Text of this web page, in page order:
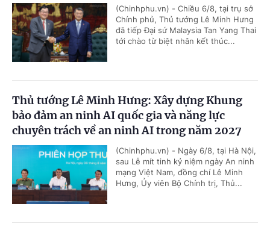
(Chinhphu.vn) - Chiều 6/8, tại trụ sở
Chính phủ, Thủ tướng Lê Minh Hưng
đã tiếp Đại sứ Malaysia Tan Yang Thai
tới chào từ biệt nhân kết thúc...
Thủ tướng Lê Minh Hưng: Xây dựng Khung
bảo đảm an ninh AI quốc gia và năng lực
chuyên trách về an ninh AI trong năm 2027
(Chinhphu.vn) - Ngày 6/8, tại Hà Nội,
sau Lễ mít tinh kỷ niệm ngày An ninh
mạng Việt Nam, đồng chí Lê Minh
Hưng, Ủy viên Bộ Chính trị, Thủ...